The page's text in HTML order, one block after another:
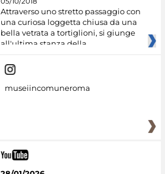
Attraverso uno stretto passaggio con
una curiosa loggetta chiusa da una
bella vetrata a tortiglioni, si giunge
all'ultima stanza della
museiincomuneroma